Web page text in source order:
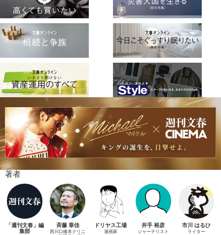
著者
「週刊文春」編
集部
斉藤 章佳
西川口榎本クリニ
ドリヤス工場
漫画家
井手 裕彦
ジャーナリスト
市川 はるひ
ライター